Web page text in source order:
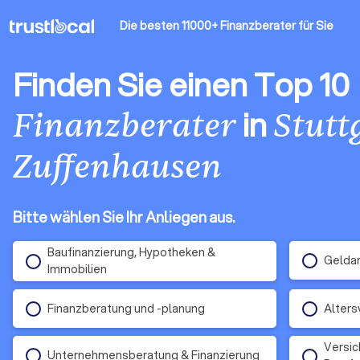
Die besten 11000+ Finanzberater für Sie
Finden Sie einen Top 10
Finanzberaterin
Zuffenhausen
Bitte wählen Sie Ihr Anliegen aus.
Baufinanzierung, Hypotheken &
Immobilien
Finanzberatung und -planung
Unternehmensberatung & Finanzierung